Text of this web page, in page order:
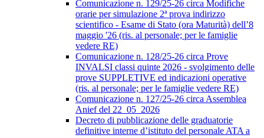
Comunicazione n. 129/25-26 circa Modifiche
orarie per simulazione 2ª prova indirizzo
scientifico - Esame di Stato (ora Maturità) dell’8
maggio '26 (ris. al personale; per le famiglie
vedere RE)
Comunicazione n. 128/25-26 circa Prove
INVALSI classi quinte 2026 - svolgimento delle
prove SUPPLETIVE ed indicazioni operative
(ris. al personale; per le famiglie vedere RE)
Comunicazione n. 127/25-26 circa Assemblea
Anief del 22_05_2026
Decreto di pubblicazione delle graduatorie
definitive interne d’istituto del personale ATA a